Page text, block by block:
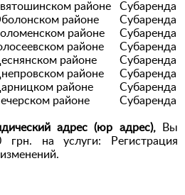
районе
Субаренда
районе
Субаренда
районе
Субаренда
районе
Субаренда
районе
Субаренда
районе
Субаренда
районе
Субаренда
районе
Субаренда
адрес (юр адрес),Вы
грн. на услуги: Регистрация